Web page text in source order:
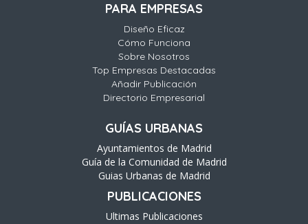
PARA EMPRESAS
Diseño Eficaz
Cómo Funciona
Sobre Nosotros
Top Empresas Destacadas
Añadir Publicación
Directorio Empresarial
GUÍAS URBANAS
Ayuntamientos de Madrid
Guía de la Comunidad de Madrid
Guias Urbanas de Madrid
PUBLICACIONES
Ultimas Publicaciones